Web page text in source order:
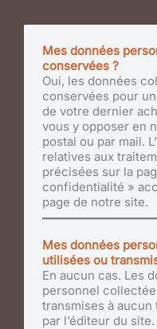
Mes données
conservées ?
Oui, les données
conservées pour
de votre dernier
vous y opposer en
postal ou par mail.
relatives aux
précisées sur la
confidentialité »
page de notre site.
Mes données
utilisées ou
En aucun cas. Les
personnel
transmises à
par l’éditeur du site.